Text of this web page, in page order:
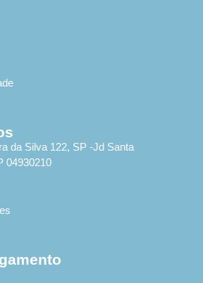
da Silva 122, SP -Jd Santa
04930210